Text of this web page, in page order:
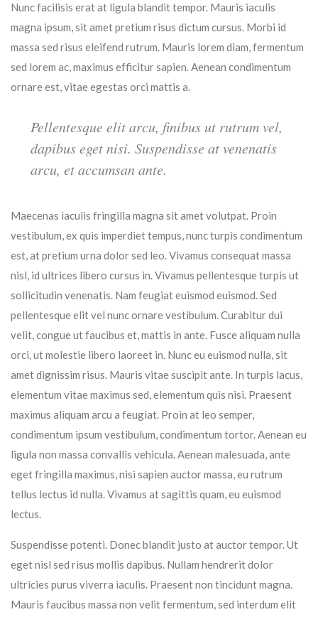
Nunc facilisis erat at ligula blandit tempor. Mauris iaculis
magna ipsum, sit amet pretium risus dictum cursus. Morbi id
massa sed risus eleifend rutrum. Mauris lorem diam, fermentum
sed lorem ac, maximus efficitur sapien. Aenean condimentum
ornare est, vitae egestas orci mattis a.
Pellentesque elit arcu, finibus ut rutrum vel,
dapibus eget nisi. Suspendisse at venenatis
arcu, et accumsan ante.
Maecenas iaculis fringilla magna sit amet volutpat. Proin
vestibulum, ex quis imperdiet tempus, nunc turpis condimentum
est, at pretium urna dolor sed leo. Vivamus consequat massa
nisl, id ultrices libero cursus in. Vivamus pellentesque turpis ut
sollicitudin venenatis. Nam feugiat euismod euismod. Sed
pellentesque elit vel nunc ornare vestibulum. Curabitur dui
velit, congue ut faucibus et, mattis in ante. Fusce aliquam nulla
orci, ut molestie libero laoreet in. Nunc eu euismod nulla, sit
amet dignissim risus. Mauris vitae suscipit ante. In turpis lacus,
elementum vitae maximus sed, elementum quis nisi. Praesent
maximus aliquam arcu a feugiat. Proin at leo semper,
condimentum ipsum vestibulum, condimentum tortor. Aenean eu
ligula non massa convallis vehicula. Aenean malesuada, ante
eget fringilla maximus, nisi sapien auctor massa, eu rutrum
tellus lectus id nulla. Vivamus at sagittis quam, eu euismod
lectus.
Suspendisse potenti. Donec blandit justo at auctor tempor. Ut
eget nisl sed risus mollis dapibus. Nullam hendrerit dolor
ultricies purus viverra iaculis. Praesent non tincidunt magna.
Mauris faucibus massa non velit fermentum, sed interdum elit